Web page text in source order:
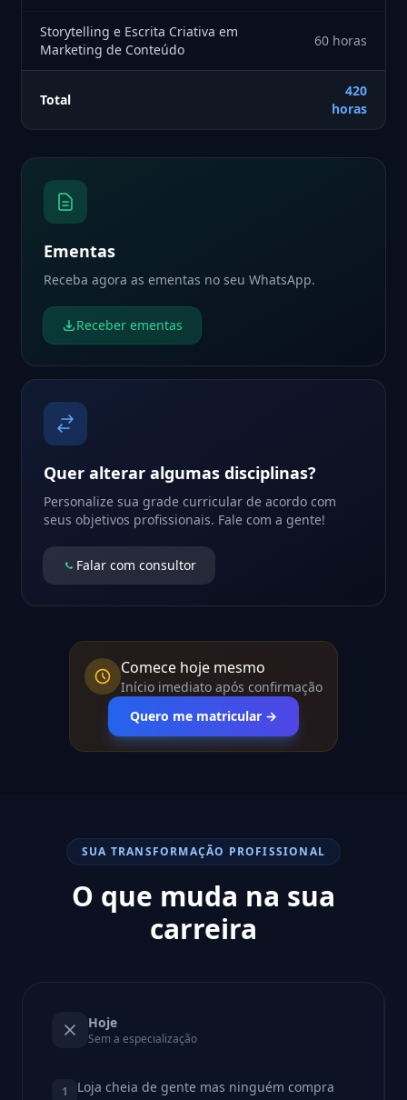
Storytelling e Escrita Criativa em
Marketing de Conteúdo
60 horas
Total
420
horas
Ementas
Receba agora as ementas no seu WhatsApp.
Receber ementas
Quer alterar algumas disciplinas?
Personalize sua grade curricular de acordo com
seus objetivos profissionais. Fale com a gente!
Falar com consultor
Comece hoje mesmo
Início imediato após confirmação
Quero me matricular →
SUA TRANSFORMAÇÃO PROFISSIONAL
O que muda na sua
carreira
Hoje
Sem a especialização
1 Loja cheia de gente mas ninguém compra